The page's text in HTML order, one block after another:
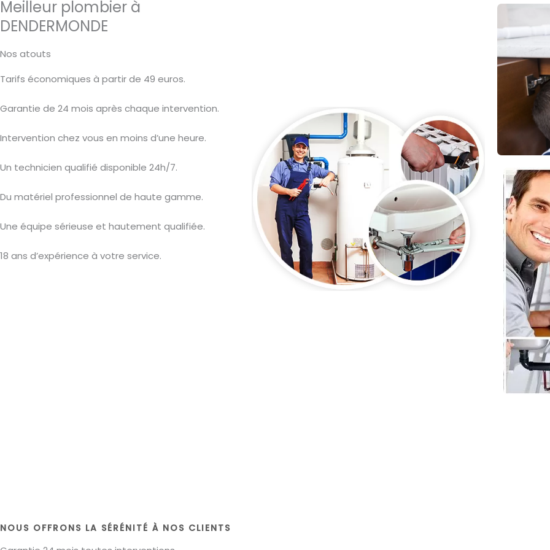
Meilleur plombier à
DENDERMONDE
Nos atouts
Tarifs économiques à partir de 49 euros.
Garantie de 24 mois après chaque intervention.
Intervention chez vous en moins d’une heure.
Un technicien qualifié disponible 24h/7.
Du matériel professionnel de haute gamme.
Une équipe sérieuse et hautement qualifiée.
18 ans d’expérience à votre service.
NOUS OFFRONS LA SÉRÉNITÉ À NOS CLIENTS